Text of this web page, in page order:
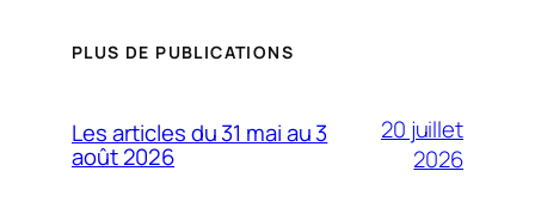
PLUS DE PUBLICATIONS
Les articles du 31 mai au 3
août 2026
20 juillet
2026